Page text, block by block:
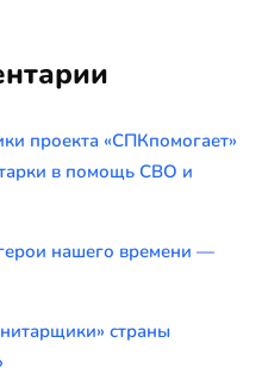
проекта «СПКпомогает»
в помощь СВО и
нашего времени —
страны